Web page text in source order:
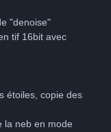
"denoise"
tif 16bit avec
étoiles, copie des
la neb en mode